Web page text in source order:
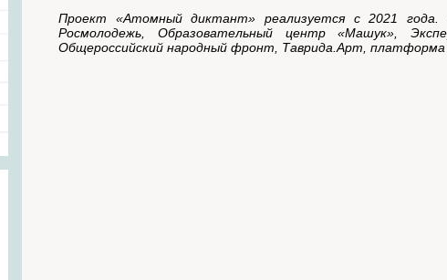
Проект «Атомный диктант» реализуется с 2021 года.
Росмолодежь, Образовательный центр «Машук»,
Общероссийский народный фронт, Таврида.Арт, платформа